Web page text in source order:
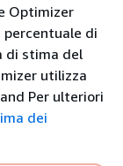
Optimizer
percentuale di
di stima del
utilizza
Per ulteriori
dei